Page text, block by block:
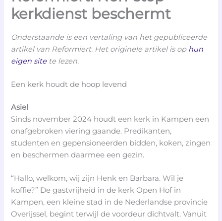
kerkdienst beschermt
Onderstaande is een vertaling van het gepubliceerde
artikel van Reformiert. Het originele artikel is op hun
eigen sitete lezen.
Een kerk houdt de hoop levend
Asiel
Sinds november 2024 houdt een kerk in Kampen een
onafgebroken viering gaande. Predikanten,
studenten en gepensioneerden bidden, koken, zingen
en beschermen daarmee een gezin.
“Hallo, welkom, wij zijn Henk en Barbara. Wil je
koffie?” De gastvrijheid in de kerk Open Hof in
Kampen, een kleine stad in de Nederlandse provincie
Overijssel, begint terwijl de voordeur dichtvalt. Vanuit